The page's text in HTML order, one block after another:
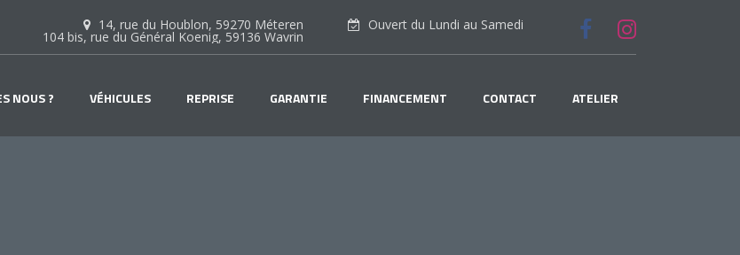
Ouvert du Lundi au Samedi
14, rue du Houblon, 59270 Méteren
104 bis, rue du Général Koenig, 59136 Wavrin
NOUS ? VÉHICULES REPRISE GARANTIE FINANCEMENT CONTACT ATELIER